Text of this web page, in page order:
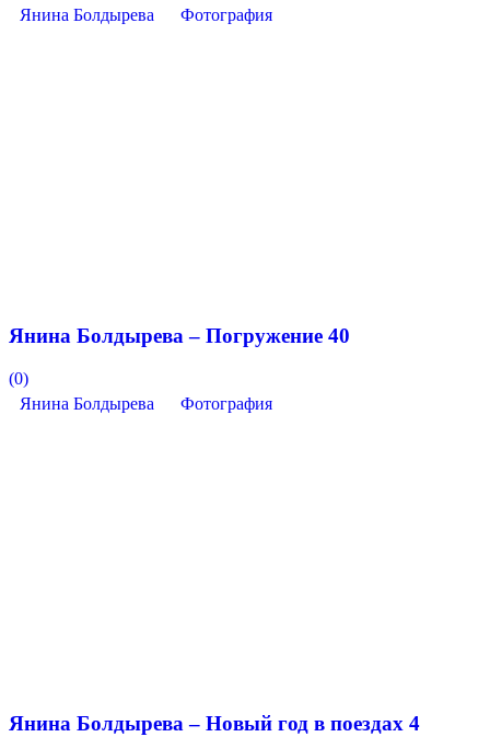
Янина Болдырева
Фотография
Янина Болдырева – Погружение 40
(0)
Янина Болдырева
Фотография
Янина Болдырева – Новый год в поездах 4